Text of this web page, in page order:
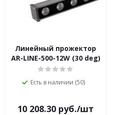
Линейный прожектор
AR-LINE-500-12W (30 deg)
Есть в наличии (50)
10 208.30 руб./шт